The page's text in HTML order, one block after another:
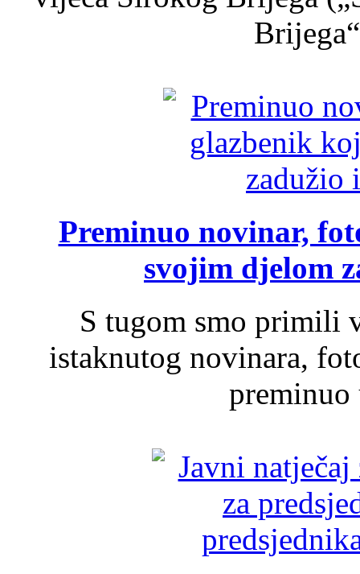
Preminuo novinar,
svojim djelom
S tugom smo primili
istaknutog novinara,